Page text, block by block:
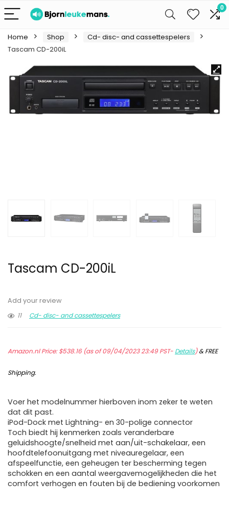
0
Home Shop
Cd- disc- and cassettespelers
Tascam CD-200iL
Tascam CD-200iL
Add your review
11
Cd- disc- and cassettespelers
Amazon.nl Price:$538.16(as of 09/04/2023 23:49 PST- Details)&FREE
Shipping.
Voer het modelnummer hierboven inom zeker te weten
dat dit past.
iPod-Dock met Lightning- en 30-polige connector
Toch biedt hij kenmerken zoals veranderbare
geluidshoogte/snelheid met aan/uit-schakelaar, een
hoofdtelefoonuitgang met niveauregelaar, een
afspeelfunctie, een geheugen ter bescherming tegen
schokken en een aantal weergavemogelijkheden die het
comfort verhogen en fouten bij de bediening voorkomen